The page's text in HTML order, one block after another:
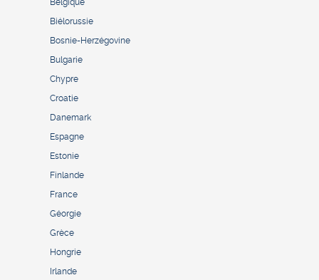
Belgique
Biélorussie
Bosnie-Herzégovine
Bulgarie
Chypre
Croatie
Danemark
Espagne
Estonie
Finlande
France
Géorgie
Grèce
Hongrie
Irlande